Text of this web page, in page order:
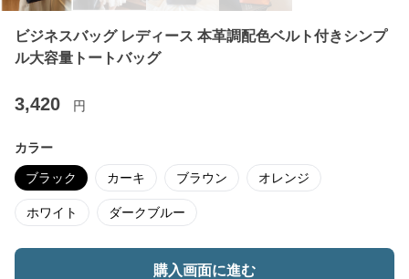
ビジネスバッグ レディース 本革調配色ベルト付きシンプ
ル大容量トートバッグ
3,420 円
カラー
ブラック カーキ ブラウン オレンジ
ホワイト ダークブルー
購入画面に進む